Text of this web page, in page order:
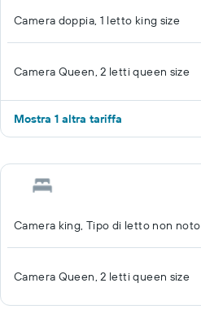
Camera doppia, 1 letto king size
Camera Queen, 2 letti queen size
Mostra 1 altra tariffa
Camera king, Tipo di letto non noto
Camera Queen, 2 letti queen size